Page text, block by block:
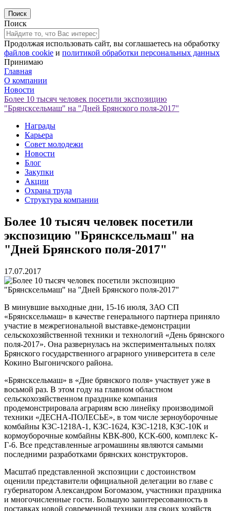
Поиск
Продолжая использовать сайт, вы соглашаетесь на обработку
файлов cookie и политикой обработки персональных данных
Принимаю
Главная
О компании
Новости
Более 10 тысяч человек посетили экспозицию
"Брянсксельмаш" на "Дней Брянского поля-2017"
Награды
Карьера
Совет молодежи
Новости
Блог
Закупки
Акции
Охрана труда
Структура компании
Более 10 тысяч человек посетили
экспозицию "Брянсксельмаш" на
"Дней Брянского поля-2017"
17.07.2017
В минувшие выходные дни, 15-16 июля, ЗАО СП
«Брянсксельмаш» в качестве генерального партнера приняло
участие в межрегиональной выставке-демонстрации
сельскохозяйственной техники и технологий «День брянского
поля-2017». Она развернулась на экспериментальных полях
Брянского государственного аграрного университета в селе
Кокино Выгоничского района.
«Брянсксельмаш» в «Дне брянского поля» участвует уже в
восьмой раз. В этом году на главном областном
сельскохозяйственном празднике компания
продемонстрировала аграриям всю линейку производимой
техники «ДЕСНА-ПОЛЕСЬЕ», в том числе зерноуборочные
комбайны КЗС-1218А-1, КЗС-1624, КЗС-1218, КЗС-10К и
кормоуборочные комбайны КВК-800, КСК-600, комплекс К-
Г-6. Все представленные агромашины являются самыми
последними разработками брянских конструкторов.
Масштаб представленной экспозиции с достоинством
оценили представители официальной делегации во главе с
губернатором Александром Богомазом, участники праздника
и многочисленные гости. Большую заинтересованность в
поставках новой современной техники для своих хозяйств